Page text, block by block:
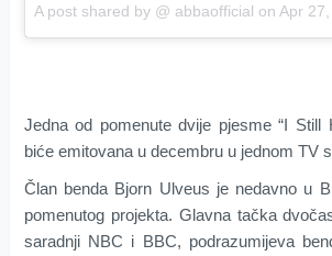
A post shared by @ abbaofficial on Apr 27,
Jedna od pomenute dvije pjesme “I Still
biće emitovana u decembru u jednom TV
Član benda Bjorn Ulveus je nedavno u
pomenutog projekta. Glavna tačka
saradnji NBC i BBC, podrazumijeva